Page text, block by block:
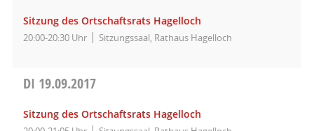
Sitzung des Ortschaftsrats Hagelloch
20:00-20:30 Uhr Sitzungssaal, Rathaus Hagelloch
DI 19.09.2017
Sitzung des Ortschaftsrats Hagelloch